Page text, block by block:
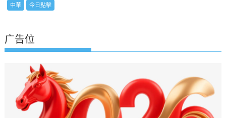
中華 今日點擊
广告位